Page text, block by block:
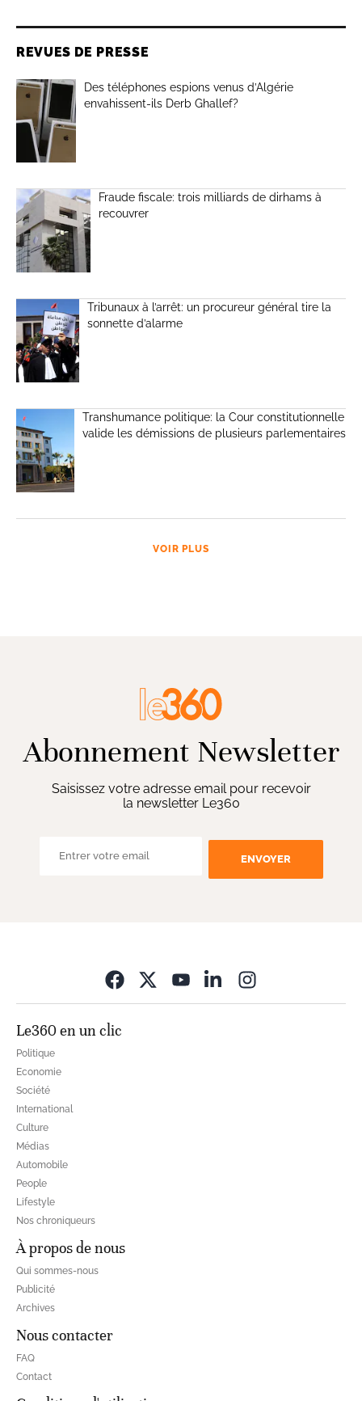
REVUES DE PRESSE
Des téléphones espions venus d’Algérie
envahissent-ils Derb Ghallef?
Fraude fiscale: trois milliards de dirhams à
recouvrer
Tribunaux à l’arrêt: un procureur général tire la
sonnette d’alarme
Transhumance politique: la Cour constitutionnelle
valide les démissions de plusieurs parlementaires
VOIR PLUS
Abonnement Newsletter
Saisissez votre adresse email pour recevoir
la newsletter Le360
ENVOYER
Le360 en un clic
Politique
Economie
Société
International
Culture
Médias
Automobile
People
Lifestyle
Nos chroniqueurs
À propos de nous
Qui sommes-nous
Publicité
Archives
Nous contacter
FAQ
Contact